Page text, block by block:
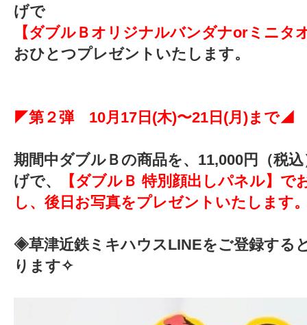
げで
【ダブルＢオリジナルバンダナorミニタ
おひとつプレゼントいたします。
◤第２弾 10月17日(木)〜21日(月)まで◢
期間中ダブルＢの商品を、11,000円（税
げで、
【ダブルＢ 特別顔出しパネル】で
し、後日お写真をプレゼントいたします
◈草津近鉄ミキハウスLINEをご登録する
ります✧